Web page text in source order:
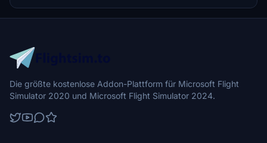
Die größte kostenlose Addon-Plattform für Microsoft Flight
Simulator 2020 und Microsoft Flight Simulator 2024.